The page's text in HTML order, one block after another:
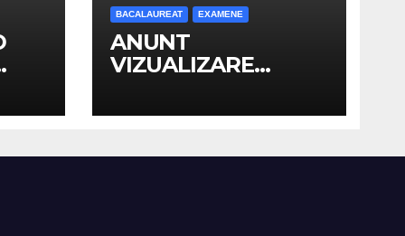
BACALAUREAT EXAMENE
ANUNT
VIZUALIZARE
DEPUNERE
BACALAUREAT 2026